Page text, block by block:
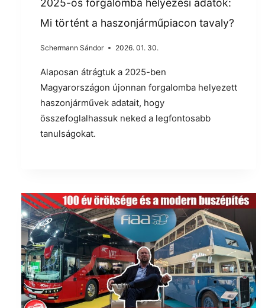
Mi történt a haszonjárműpiacon tavaly?
Schermann Sándor 2026. 01. 30.
Alaposan átrágtuk a 2025-ben
Magyarországon újonnan forgalomba helyezett
haszonjárművek adatait, hogy
összefoglalhassuk neked a legfontosabb
tanulságokat.